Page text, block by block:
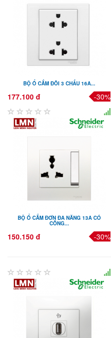
BỘ Ổ CẮM ĐÔI 3 CHẤU 16A...
177.100 đ -30%
BỘ Ổ CẮM ĐƠN ĐA NĂNG 13A CÓ
CÔNG...
150.150 đ -30%